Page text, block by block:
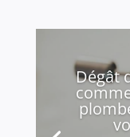
Dégât